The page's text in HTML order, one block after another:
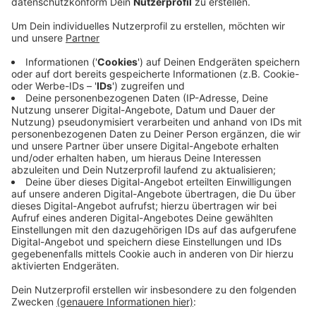
Anzeige
Aus der Luft seien viele Schäden einfacher zu
erkennen als vom Boden, so der Netzbetreiber. Die
Piloten suchen nach Seilschäden, defekten Isolatoren
und Schäden am Mast – außerdem achten sie auch
auf Bäume, die zu nah an die Leitungen heranwachsen.
Kontrolliert werden insgesamt rund 2.900 Masten und
etwa 900 Kilometer Leitung in großen Teilen NRWs.
Wann genau die Flüge über Leverkusen stattfinden,
kann Amprion nicht sagen. Das hänge stark von den
Wetterverhältnissen ab, so der Netzbetreiber.